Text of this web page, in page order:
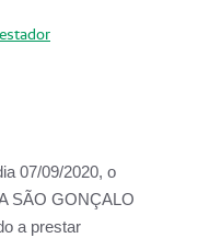
07/09/2020, o
SÃO GONÇALO
a prestar